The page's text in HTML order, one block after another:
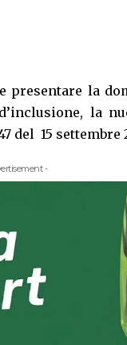
la
la
del 15 settembre
-